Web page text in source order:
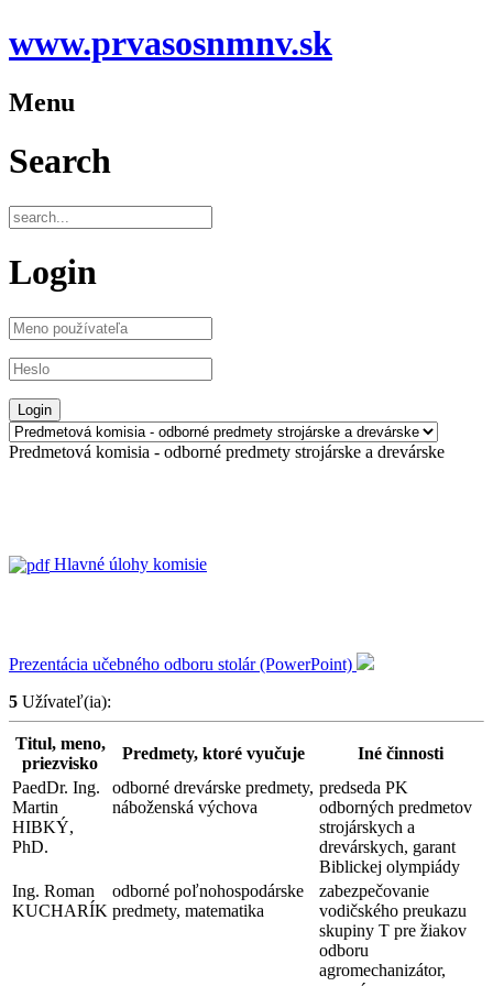
www.prvasosnmnv.sk
Menu
Search
Login
Predmetová komisia - odborné predmety strojárske a drevárske
Hlavné úlohy komisie
Prezentácia učebného odboru stolár (PowerPoint)
5 Užívateľ(ia):
Titul, meno,
priezvisko
Predmety, ktoré vyučuje
Iné činnosti
PaedDr. Ing.
Martin
HIBKÝ,
PhD.
odborné drevárske predmety,
náboženská výchova
predseda PK
odborných predmetov
strojárskych a
drevárskych, garant
Biblickej olympiády
Ing. Roman
KUCHARÍK
odborné poľnohospodárske
predmety, matematika
zabezpečovanie
vodičského preukazu
skupiny T pre žiakov
odboru
agromechanizátor,